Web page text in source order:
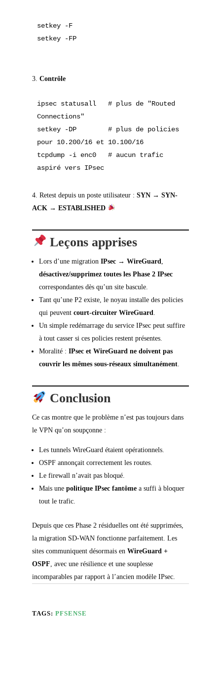
setkey -F
setkey -FP
3. Contrôle
ipsec statusall   # plus de "Routed
Connections"
setkey -DP        # plus de policies
pour 10.200/16 et 10.100/16
tcpdump -i enc0   # aucun trafic
aspiré vers IPsec
Retest depuis un poste utilisateur : SYN → SYN-
ACK → ESTABLISHED
Leçons apprises
Lors d’une migration IPsec → WireGuard
désactivez/supprimez toutes les Phase 2 IPsec
correspondantes dès qu’un site bascule.
Tant qu’une P2 existe, le noyau installe des policies
qui peuvent court-circuiter WireGuard
Un simple redémarrage du service IPsec peut suffire
à tout casser si ces policies restent présentes.
Moralité : IPsec et WireGuard ne doivent pas
couvrir les mêmes sous-réseaux simultanément.
Conclusion
Ce cas montre que le problème n’est pas toujours dans
le VPN qu’on soupçonne :
Les tunnels WireGuard étaient opérationnels.
OSPF annonçait correctement les routes.
Le firewall n’avait pas bloqué.
Mais une politique IPsec fantômea suffi à bloquer
tout le trafic.
Depuis que ces Phase 2 résiduelles ont été supprimées,
la migration SD-WAN fonctionne parfaitement. Les
sites communiquent désormais en WireGuard +
OSPF , avec une résilience et une souplesse
incomparables par rapport à l’ancien modèle IPsec.
TAGS: PFSENSE